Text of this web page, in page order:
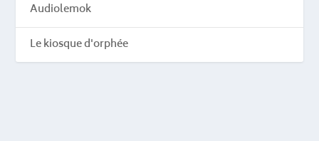
Audiolemok
Le kiosque d'orphée